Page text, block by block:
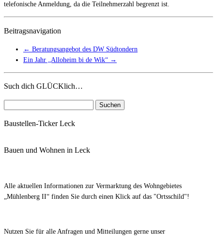
telefonische Anmeldung, da die Teilnehmerzahl begrenzt ist.
Beitragsnavigation
← Beratungsangebot des DW Südtondern
Ein Jahr „Alloheim bi de Wik“ →
Such dich GLÜCKlich…
Baustellen-Ticker Leck
Bauen und Wohnen in Leck
Alle aktuellen Informationen zur Vermarktung des Wohngebietes
„Mühlenberg II“ finden Sie durch einen Klick auf das "Ortsschild"!
Nutzen Sie für alle Anfragen und Mitteilungen gerne unser